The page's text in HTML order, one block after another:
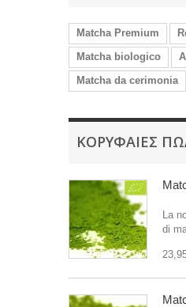
Matcha Premium
Matcha biologico
Matcha da cerimonia
ΚΟΡΥΦΑΊΕΣ
La
di